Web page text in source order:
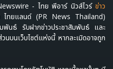
- ไทย พีอาร์ นิวส์ไวร์ ข่าว
ไทยแลนด์ (PR News Thailand)
พันธ์ รับฝากข่าวประชาสัมพันธ์ และ
นบนเว็บไซต์แห่งนี้ หากละเมิดอาจถูก